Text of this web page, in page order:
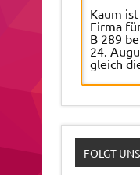
Kaum
Firma
B 289
24.
gleich
Tipps
7
FOLGT UNS